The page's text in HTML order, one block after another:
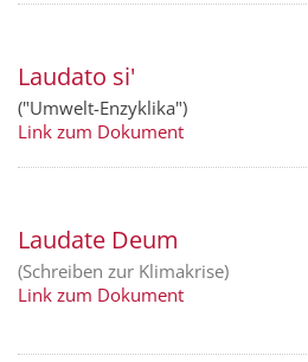
Laudato si'
("Umwelt-Enzyklika")
Link zum Dokument
Laudate Deum
(Schreiben zur Klimakrise)
Link zum Dokument